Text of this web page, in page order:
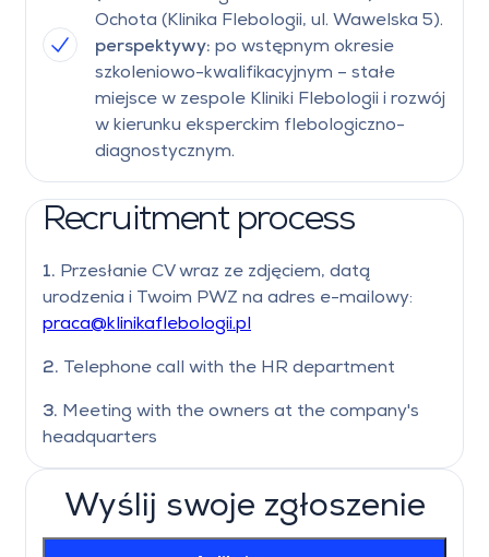
Ochota (Klinika Flebologii, ul. Wawelska 5).
perspektywy: po wstępnym okresie
szkoleniowo-kwalifikacyjnym – stałe
miejsce w zespole Kliniki Flebologii i rozwój
w kierunku eksperckim flebologiczno-
diagnostycznym.
Recruitment process
1. Przesłanie CV wraz ze zdjęciem, datą
urodzenia i Twoim PWZ na adres e-mailowy:
praca@klinikaflebologii.pl
2. Telephone call with the HR department
3. Meeting with the owners at the company's
headquarters
Wyślij swoje zgłoszenie